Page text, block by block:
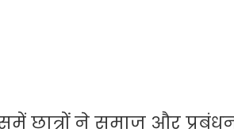
छात्रों ने समाज और